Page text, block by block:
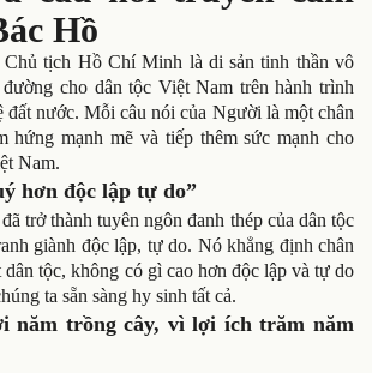
Hồ
tịch Hồ Chí Minh là di sản tinh thần vô
cho dân tộc Việt Nam trên hành trình
đất nước. Mỗi câu nói của Người là một chân
hứng mạnh mẽ và tiếp thêm sức mạnh cho
Nam.
hơn độc lập tự do”
trở thành tuyên ngôn đanh thép của dân tộc
giành độc lập, tự do. Nó khẳng định chân
tộc, không có gì cao hơn độc lập và tự do
ta sẵn sàng hy sinh tất cả.
năm trồng cây, vì lợi ích trăm năm